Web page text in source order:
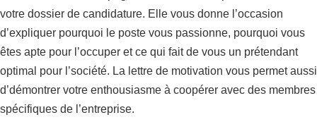
votre dossier de candidature. Elle vous donne l’occasion
d’expliquer pourquoi le poste vous passionne, pourquoi vous
êtes apte pour l’occuper et ce qui fait de vous un prétendant
optimal pour l’société. La lettre de motivation vous permet aussi
d’démontrer votre enthousiasme à coopérer avec des membres
spécifiques de l’entreprise.